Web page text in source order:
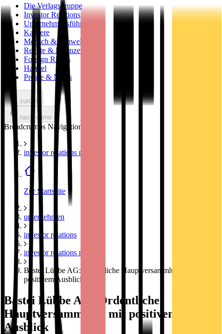
Die Verlagsgruppe
Investor Relations
Unternehmensführung
Karriere
Mensch & Umwelt
Rechte & Lizenzen
Foreign Rights
Handel
Presse & News
zurück
nach vorne
Breadcrumbs Navigation
investor relations news
Zur Startseite
unternehmen
investor relations
investor relations news
Bastei Lübbe AG: Ordentliche Hauptversammlung mit
positivem Ausblick
Bastei Lübbe AG: Ordentliche
Hauptversammlung mit positivem
Ausblick